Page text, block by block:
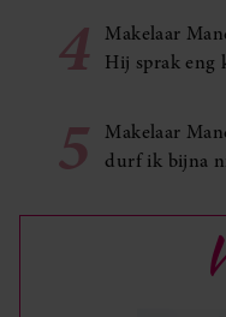
4
Makelaar
Hij sprak eng
5
Makelaar
durf ik bijna